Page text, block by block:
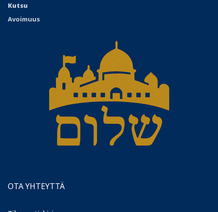
Kutsu
Avoimuus
OTA YHTEYTTÄ